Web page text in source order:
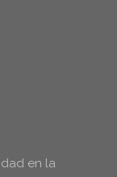
en la